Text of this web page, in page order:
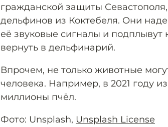
гражданской защиты
дельфинов из Коктебеля. Они
её звуковые сигналы и подплывут
вернуть в дельфинарий.
Впрочем, не только животные
человека. Например, в 2021 году
миллионы пчёл.
Фото: Unsplash, Unsplash License